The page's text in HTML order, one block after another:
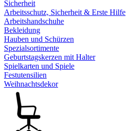
Sicherheit
Arbeitsschutz, Sicherheit & Erste Hilfe
Arbeitshandschuhe
Bekleidung
Hauben und Schürzen
Spezialsortimente
Geburtstagskerzen mit Halter
Spielkarten und Spiele
Festutensilien
Weihnachtsdekor